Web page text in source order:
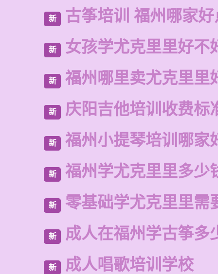
新 古筝培训 福州哪家好
新 女孩学尤克里里好不
新 福州哪里卖尤克里里
新 庆阳吉他培训收费标
新 福州小提琴培训哪家
新 福州学尤克里里多少
新 零基础学尤克里里需
新 成人在福州学古筝多
新 成人唱歌培训学校